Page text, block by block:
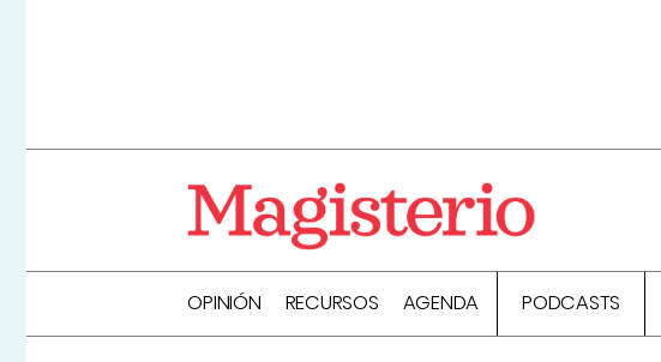
OPINIÓN RECURSOS AGENDA PODCASTS